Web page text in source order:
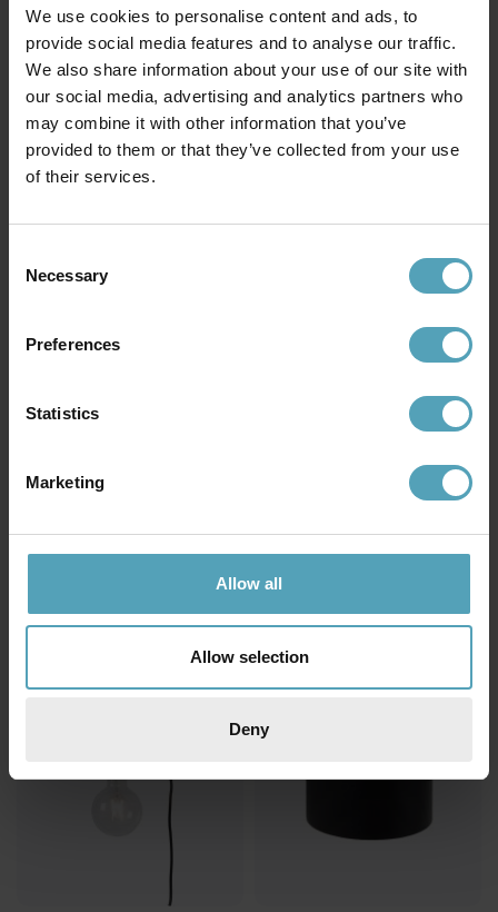
We use cookies to personalise content and ads, to
provide social media features and to analyse our traffic.
We also share information about your use of our site with
our social media, advertising and analytics partners who
may combine it with other information that you’ve
provided to them or that they’ve collected from your use
of their services.
Selection
Necessary
Preferences
Statistics
Marketing
Allow all
Allow selection
Deny
BY RYDÉNS
Bazar 122cm vägglampa
1 017 kr
Circle 43cm vägglampa
599 kr
Rek. 749 kr
423 kr
Rek. 529 kr
359 kr
Rek. 449 kr
KAMPANJ PRISMATCH